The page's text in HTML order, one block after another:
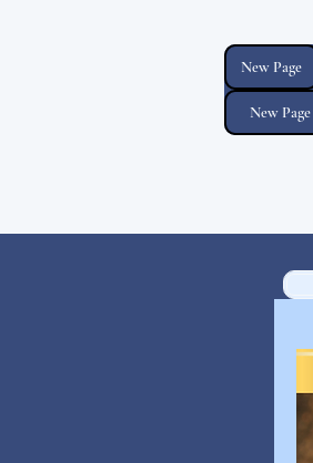
New Page
New Page